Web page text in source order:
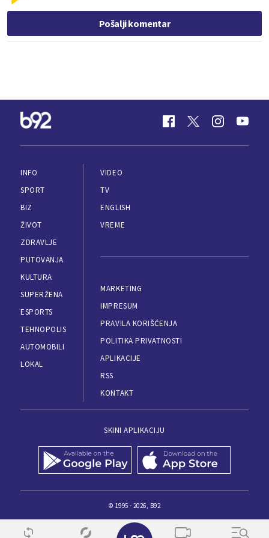
Pošalji komentar
INFO
SPORT
BIZ
ŽIVOT
ZDRAVLJE
PUTOVANJA
KULTURA
SUPERŽENA
ESPORTS
TEHNOPOLIS
AUTOMOBILI
LOKAL
VIDEO
TV
ENGLISH
VREME
MARKETING
IMPRESUM
PRAVILA KORIŠĆENJA
POLITIKA PRIVATNOSTI
APLIKACIJE
RSS
KONTAKT
SKINI APLIKACIJU
© 1995 - 2026, B92